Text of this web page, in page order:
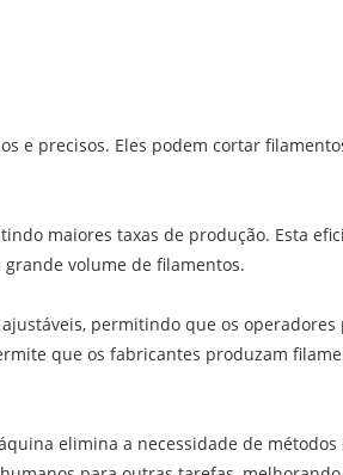
e precisos. Eles podem cortar
maiores taxas de produção. Esta
volume de filamentos.
permitindo que os
que os fabricantes produzam
elimina a necessidade de